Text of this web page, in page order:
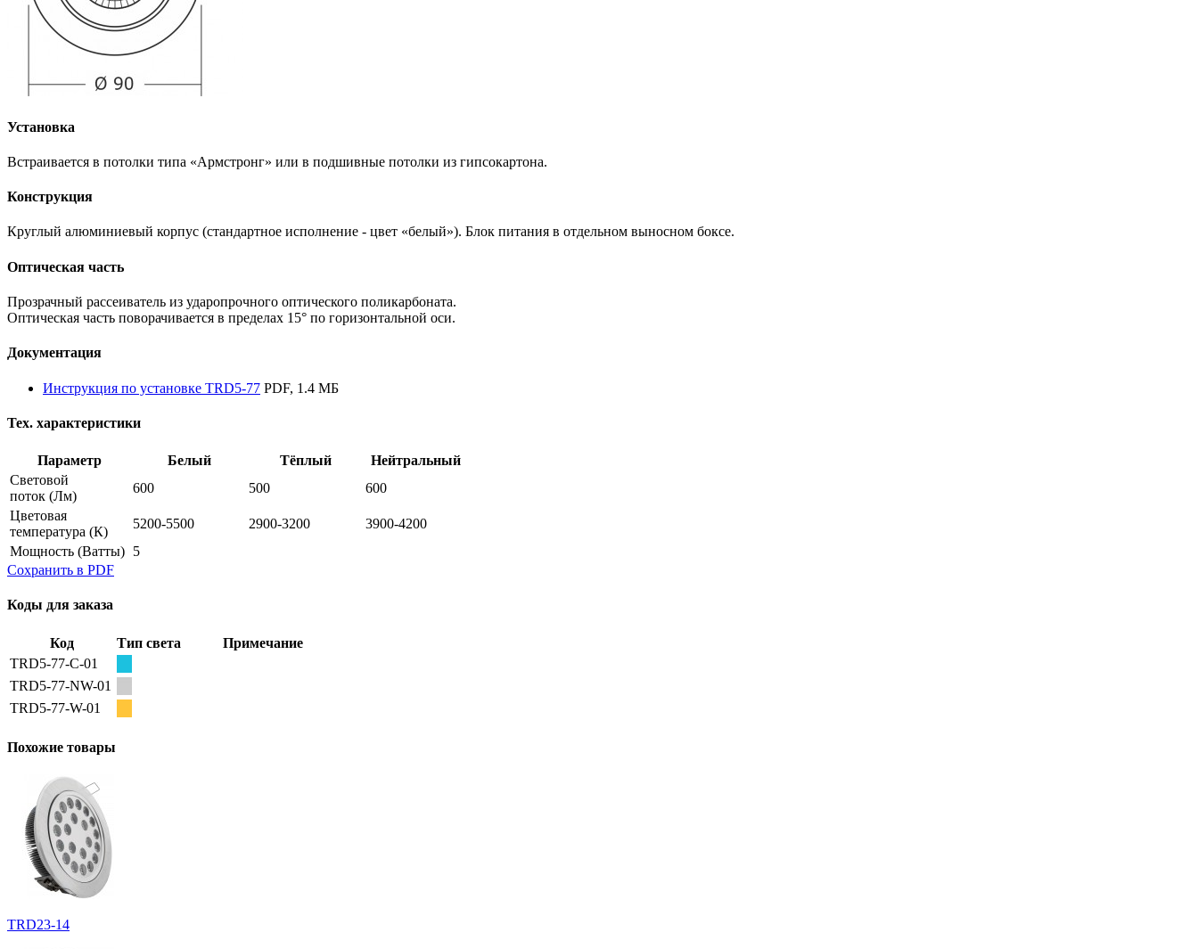
Установка
Встраивается в потолки типа «Армстронг» или в подшивные потолки из гипсокартона.
Конструкция
Круглый алюминиевый корпус (стандартное исполнение - цвет «белый»). Блок питания в отдельном выносном боксе.
Оптическая часть
Прозрачный рассеиватель из ударопрочного оптического поликарбоната.
Оптическая часть поворачивается в пределах 15° по горизонтальной оси.
Документация
Инструкция по установке TRD5-77 PDF, 1.4 МБ
Тех. характеристики
Параметр Белый Тёплый
Нейтральный
Световой
поток (Лм)
600 500
600
Цветовая
температура (К)
5200-5500 2900-3200
3900-4200
Мощность (Ватты) 5
Сохранить в PDF
Коды для заказа
Код Тип света
Примечание
TRD5-77-C-01
TRD5-77-NW-01
TRD5-77-W-01
Похожие товары
TRD23-14